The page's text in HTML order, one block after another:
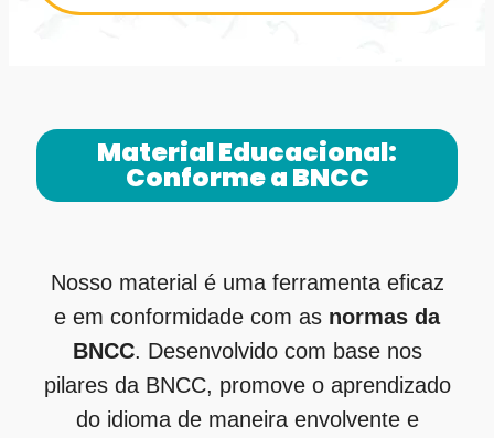
Material Educacional:
Conforme a BNCC
Nosso material é uma ferramenta eficaz
e em conformidade com as normas da
BNCC. Desenvolvido com base nos
pilares da BNCC, promove o aprendizado
do idioma de maneira envolvente e